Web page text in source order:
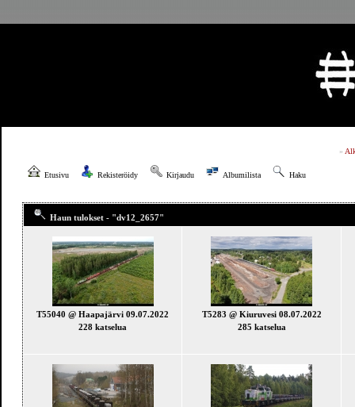
»
Etusivu Rekisteröidy Kirjaudu Albumilista Haku
Haun tulokset - "dv12_2657"
T55040 @ Haapajärvi 09.07.2022
228 katselua
T5283 @ Kiuruvesi 08.07.2022
285 katselua